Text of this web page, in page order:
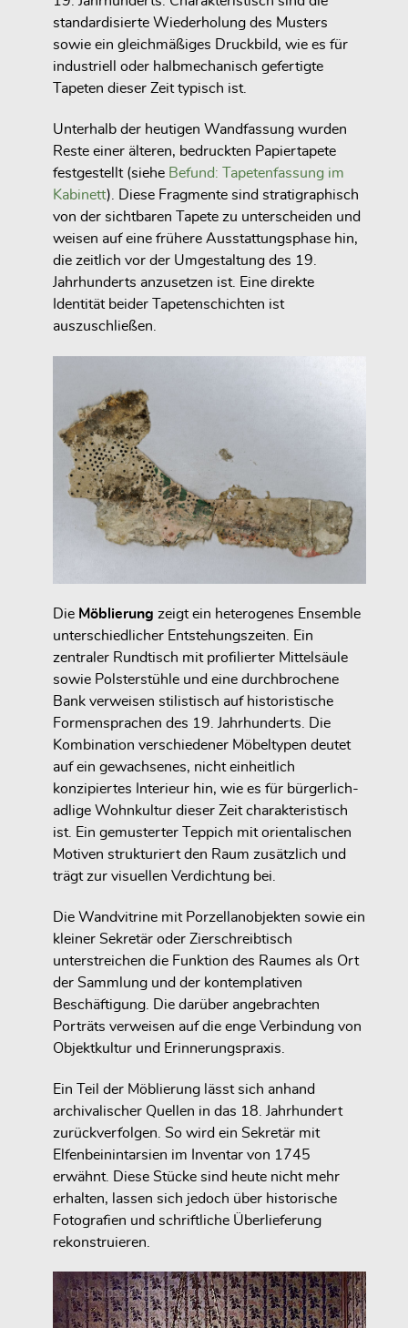
standardisierte Wiederholung des Musters
sowie ein gleichmäßiges Druckbild, wie es für
industriell oder halbmechanisch gefertigte
Tapeten dieser Zeit typisch ist.
Unterhalb der heutigen Wandfassung wurden
Reste einer älteren, bedruckten Papiertapete
festgestellt (siehe Befund: Tapetenfassung im
Kabinett). Diese Fragmente sind stratigraphisch
von der sichtbaren Tapete zu unterscheiden und
weisen auf eine frühere Ausstattungsphase hin,
die zeitlich vor der Umgestaltung des 19.
Jahrhunderts anzusetzen ist. Eine direkte
Identität beider Tapetenschichten ist
auszuschließen.
Die Möblierung zeigt ein heterogenes Ensemble
unterschiedlicher Entstehungszeiten. Ein
zentraler Rundtisch mit profilierter Mittelsäule
sowie Polsterstühle und eine durchbrochene
Bank verweisen stilistisch auf historistische
Formensprachen des 19. Jahrhunderts. Die
Kombination verschiedener Möbeltypen deutet
auf ein gewachsenes, nicht einheitlich
konzipiertes Interieur hin, wie es für bürgerlich-
adlige Wohnkultur dieser Zeit charakteristisch
ist. Ein gemusterter Teppich mit orientalischen
Motiven strukturiert den Raum zusätzlich und
trägt zur visuellen Verdichtung bei.
Die Wandvitrine mit Porzellanobjekten sowie ein
kleiner Sekretär oder Zierschreibtisch
unterstreichen die Funktion des Raumes als Ort
der Sammlung und der kontemplativen
Beschäftigung. Die darüber angebrachten
Porträts verweisen auf die enge Verbindung von
Objektkultur und Erinnerungspraxis.
Ein Teil der Möblierung lässt sich anhand
archivalischer Quellen in das 18. Jahrhundert
zurückverfolgen. So wird ein Sekretär mit
Elfenbeinintarsien im Inventar von 1745
erwähnt. Diese Stücke sind heute nicht mehr
erhalten, lassen sich jedoch über historische
Fotografien und schriftliche Überlieferung
rekonstruieren.